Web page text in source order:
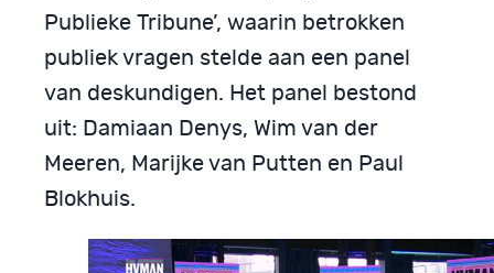
Publieke Tribune’, waarin betrokken
publiek vragen stelde aan een panel
van deskundigen. Het panel bestond
uit: Damiaan Denys, Wim van der
Meeren, Marijke van Putten en Paul
Blokhuis.